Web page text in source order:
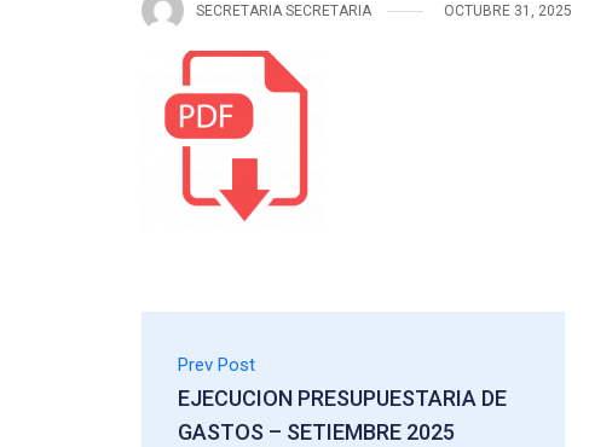
SECRETARIA SECRETARIA OCTUBRE 31, 2025
Prev Post
EJECUCION PRESUPUESTARIA DE
GASTOS – SETIEMBRE 2025